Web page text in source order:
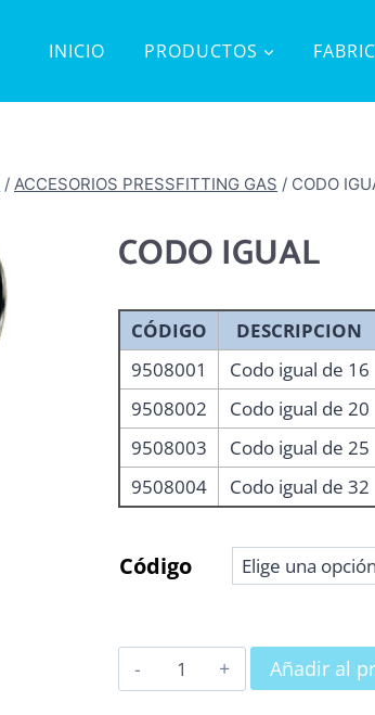
INICIO PRODUCTOS
/ ACCESORIOS PRESSFITTING GAS / CODO
CODO IGUAL
CÓDIGO
DESCRIPCION
9508001
Codo igual de 16
9508002
Codo igual de 20
9508003
Codo igual de 25
9508004
Codo igual de 32
Código
CODO
IGUAL
Añadir al